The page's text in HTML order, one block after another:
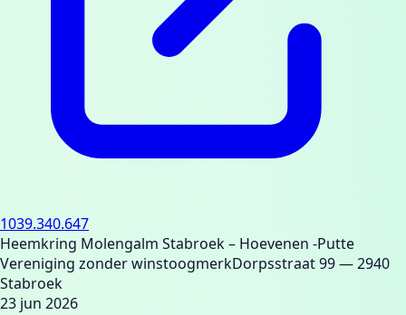
1039.340.647
Heemkring Molengalm Stabroek – Hoevenen -Putte
Vereniging zonder winstoogmerkDorpsstraat 99— 2940
Stabroek
23 jun 2026